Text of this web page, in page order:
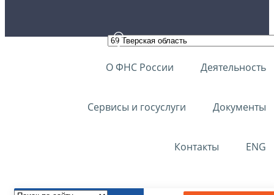
О ФНС России Деятельность
Сервисы и госуслуги Документы
Контакты ENG